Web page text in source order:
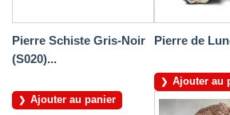
Pierre Schiste Gris-Noir
(S020)...
Ajouter au panier
Pierre de
Ajouter au